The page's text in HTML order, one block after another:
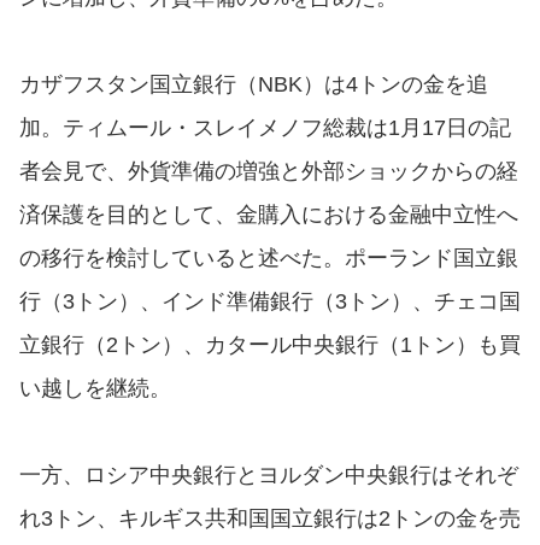
カザフスタン国立銀行（NBK）は4トンの金を追
加。ティムール・スレイメノフ総裁は1月17日の記
者会見で、外貨準備の増強と外部ショックからの経
済保護を目的として、金購入における金融中立性へ
の移行を検討していると述べた。ポーランド国立銀
行（3トン）、インド準備銀行（3トン）、チェコ国
立銀行（2トン）、カタール中央銀行（1トン）も買
い越しを継続。
一方、ロシア中央銀行とヨルダン中央銀行はそれぞ
れ3トン、キルギス共和国国立銀行は2トンの金を売